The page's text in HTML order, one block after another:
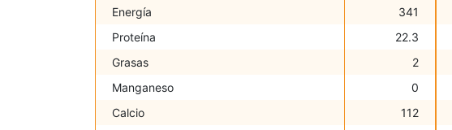
Energía
341
Proteína
22.3
Grasas
2
Manganeso
0
Calcio
112